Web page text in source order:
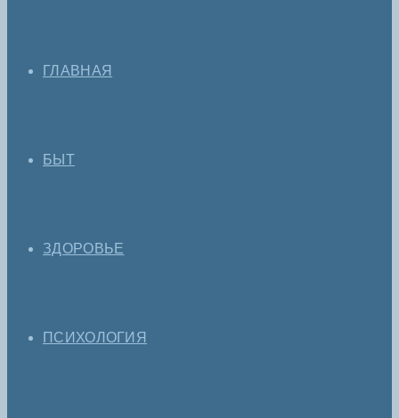
ГЛАВНАЯ
БЫТ
ЗДОРОВЬЕ
ПСИХОЛОГИЯ